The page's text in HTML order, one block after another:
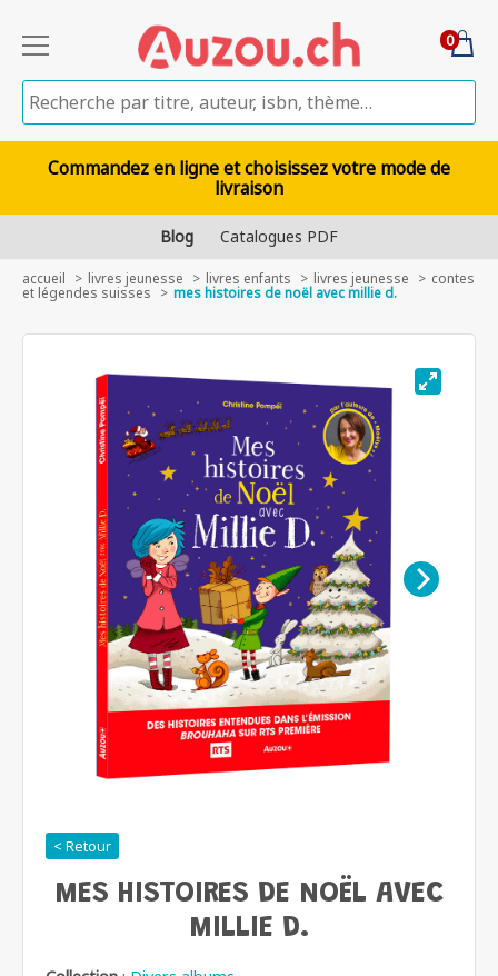
0
Commandez en ligne et choisissez votre mode de
livraison
Blog Catalogues PDF
accueil livres jeunesse livres enfants livres jeunesse contes
et légendes suisses mes histoires de noël avec millie d.
< Retour
MES HISTOIRES DE NOËL AVEC
MILLIE D.